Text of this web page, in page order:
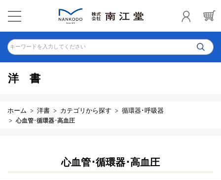
キーワードを入力してください
洋書
ホーム 洋書 カテゴリから探す 循環器･呼吸器
心血管･循環器･高血圧
心血管･循環器･高血圧